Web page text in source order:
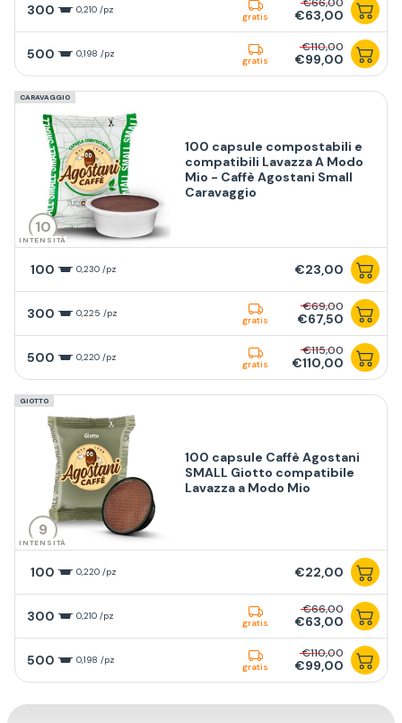
300 0,210 /pz
gratis
€66,00
€63,00
500 0,198 /pz
gratis
€110,00
€99,00
CARAVAGGIO
10
INTENSITÀ
100 capsule compostabili e
compatibili Lavazza A Modo
Mio - Caffè Agostani Small
Caravaggio
100 0,230 /pz €23,00
300 0,225 /pz
gratis
€69,00
€67,50
500 0,220 /pz
gratis
€115,00
€110,00
GIOTTO
9
INTENSITÀ
100 capsule Caffè Agostani
SMALL Giotto compatibile
Lavazza a Modo Mio
100 0,220 /pz €22,00
300 0,210 /pz
gratis
€66,00
€63,00
500 0,198 /pz
gratis
€110,00
€99,00